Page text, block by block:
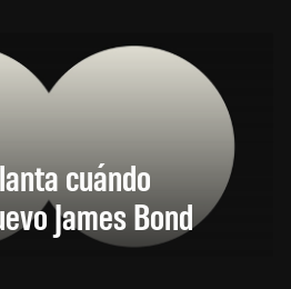
cuándo
James Bond